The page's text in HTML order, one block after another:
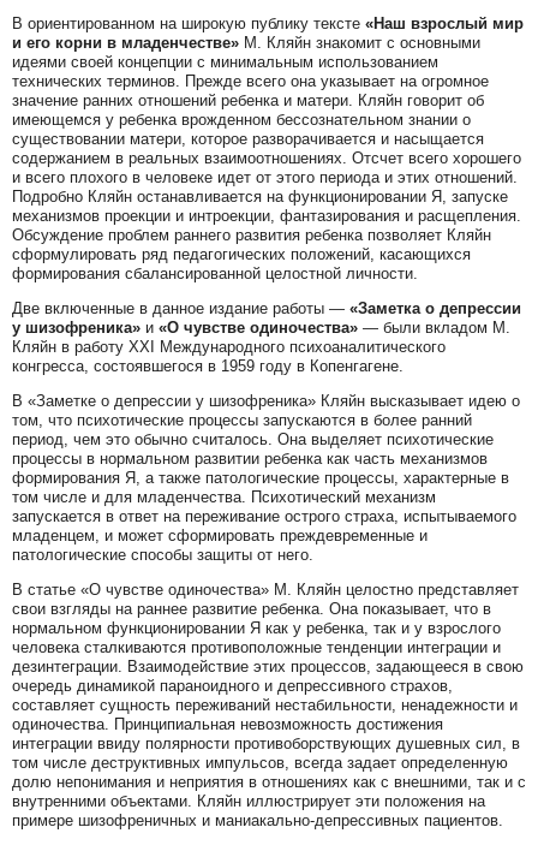
В ориентированном на широкую публику тексте «Наш взрослый мир
и его корни в младенчестве» М. Кляйн знакомит с основными
идеями своей концепции с минимальным использованием
технических терминов. Прежде всего она указывает на огромное
значение ранних отношений ребенка и матери. Кляйн говорит об
имеющемся у ребенка врожденном бессознательном знании о
существовании матери, которое разворачивается и насыщается
содержанием в реальных взаимоотношениях. Отсчет всего хорошего
и всего плохого в человеке идет от этого периода и этих отношений.
Подробно Кляйн останавливается на функционировании Я, запуске
механизмов проекции и интроекции, фантазирования и расщепления.
Обсуждение проблем раннего развития ребенка позволяет Кляйн
сформулировать ряд педагогических положений, касающихся
формирования сбалансированной целостной личности.
Две включенные в данное издание работы — «Заметка о депрессии
у шизофреника» и «О чувстве одиночества» — были вкладом М.
Кляйн в работу XXI Международного психоаналитического
конгресса, состоявшегося в 1959 году в Копенгагене.
В «Заметке о депрессии у шизофреника» Кляйн высказывает идею о
том, что психотические процессы запускаются в более ранний
период, чем это обычно считалось. Она выделяет психотические
процессы в нормальном развитии ребенка как часть механизмов
формирования Я, а также патологические процессы, характерные в
том числе и для младенчества. Психотический механизм
запускается в ответ на переживание острого страха, испытываемого
младенцем, и может сформировать преждевременные и
патологические способы защиты от него.
В статье «О чувстве одиночества» М. Кляйн целостно представляет
свои взгляды на раннее развитие ребенка. Она показывает, что в
нормальном функционировании Я как у ребенка, так и у взрослого
человека сталкиваются противоположные тенденции интеграции и
дезинтеграции. Взаимодействие этих процессов, задающееся в свою
очередь динамикой параноидного и депрессивного страхов,
составляет сущность переживаний нестабильности, ненадежности и
одиночества. Принципиальная невозможность достижения
интеграции ввиду полярности противоборствующих душевных сил, в
том числе деструктивных импульсов, всегда задает определенную
долю непонимания и неприятия в отношениях как с внешними, так и с
внутренними объектами. Кляйн иллюстрирует эти положения на
примере шизофреничных и маниакально-депрессивных пациентов.